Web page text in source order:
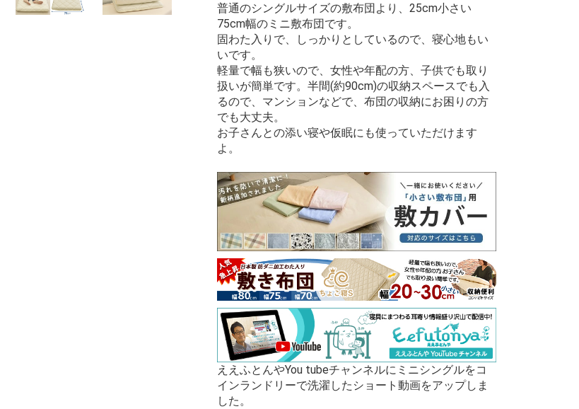
普通のシングルサイズの敷布団より、25cm小さい
75cm幅のミニ敷布団です。
固わた入りで、しっかりとしているので、寝心地もい
いです。
軽量で幅も狭いので、女性や年配の方、子供でも取り
扱いが簡単です。半間(約90cm)の収納スペースでも入
るので、マンションなどで、布団の収納にお困りの方
でも大丈夫。
お子さんとの添い寝や仮眠にも使っていただけます
よ。
ええふとんやYou tubeチャンネルにミニシングルをコ
インランドリーで洗濯したショート動画をアップしま
した。